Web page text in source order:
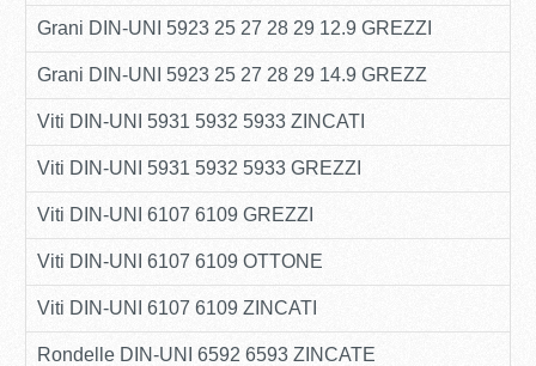
Grani DIN-UNI 5923 25 27 28 29 12.9 GREZZI
Grani DIN-UNI 5923 25 27 28 29 14.9 GREZZ
Viti DIN-UNI 5931 5932 5933 ZINCATI
Viti DIN-UNI 5931 5932 5933 GREZZI
Viti DIN-UNI 6107 6109 GREZZI
Viti DIN-UNI 6107 6109 OTTONE
Viti DIN-UNI 6107 6109 ZINCATI
Rondelle DIN-UNI 6592 6593 ZINCATE